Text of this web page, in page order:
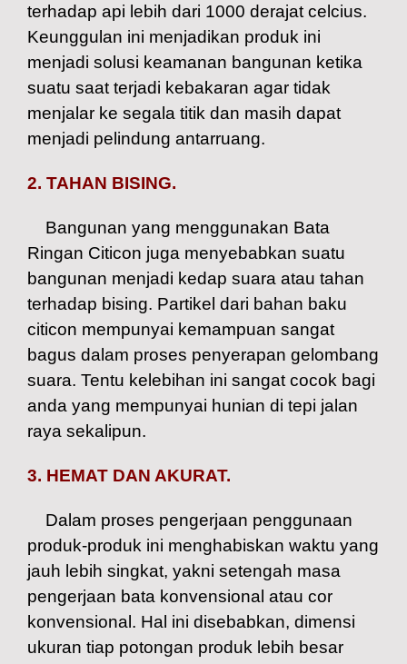
terhadap api lebih dari 1000 derajat celcius.
Keunggulan ini menjadikan produk ini
menjadi solusi keamanan bangunan ketika
suatu saat terjadi kebakaran agar tidak
menjalar ke segala titik dan masih dapat
menjadi pelindung antarruang.
2. TAHAN BISING.
Bangunan yang menggunakan Bata
Ringan Citicon juga menyebabkan suatu
bangunan menjadi kedap suara atau tahan
terhadap bising. Partikel dari bahan baku
citicon mempunyai kemampuan sangat
bagus dalam proses penyerapan gelombang
suara. Tentu kelebihan ini sangat cocok bagi
anda yang mempunyai hunian di tepi jalan
raya sekalipun.
3. HEMAT DAN AKURAT.
Dalam proses pengerjaan penggunaan
produk-produk ini menghabiskan waktu yang
jauh lebih singkat, yakni setengah masa
pengerjaan bata konvensional atau cor
konvensional. Hal ini disebabkan, dimensi
ukuran tiap potongan produk lebih besar